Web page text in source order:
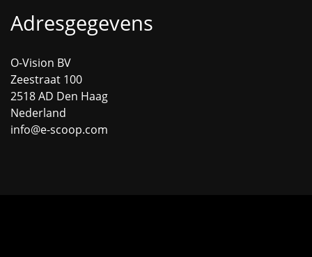
Adresgegevens
O-Vision BV
Zeestraat 100
2518 AD Den Haag
Nederland
info@e-scoop.com